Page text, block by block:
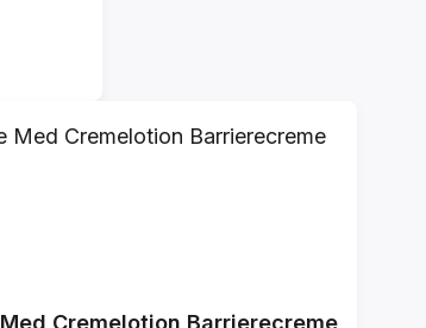
Cremelotion Barrierecreme